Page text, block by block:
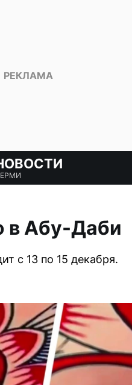
в Абу-Даби
с 13 по 15 декабря.